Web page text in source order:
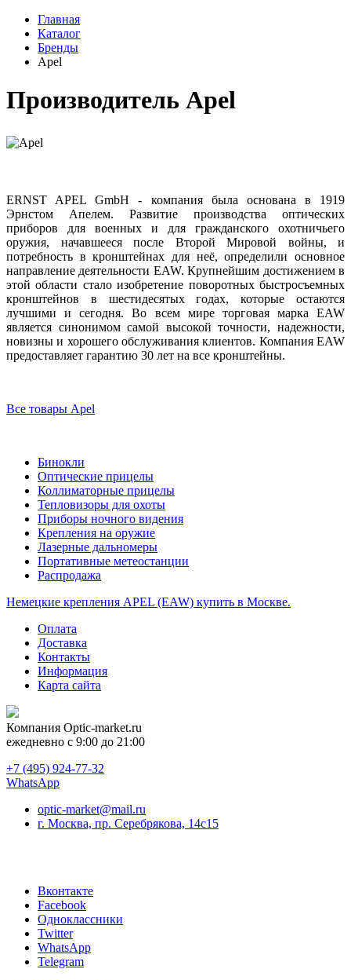
Главная
Каталог
Бренды
Apel
Производитель Apel
ERNST APEL GmbH - компания была основана в 1919
Эрнстом Апелем. Развитие производства оптических
приборов для военных и для гражданского охотничьего
оружия, начавшееся после Второй Мировой войны, и
потребность в кронштейнах для неё, определили основное
направление деятельности EAW. Крупнейшим достижением в
этой области стало изобретение поворотных быстросъемных
кронштейнов в шестидесятых годах, которые остаются
лучшими и сегодня. Во всем мире торговая марка EAW
является синонимом самой высокой точности, надежности,
новизны и хорошего обслуживания клиентов. Компания EAW
предоставляет гарантию 30 лет на все кронштейны.
Все товары Apel
Бинокли
Оптические прицелы
Коллиматорные прицелы
Тепловизоры для охоты
Приборы ночного видения
Крепления на оружие
Лазерные дальномеры
Портативные метеостанции
Распродажа
Немецкие крепления APEL (EAW) купить в Москве.
Оплата
Доставка
Контакты
Информация
Карта сайта
Компания Optic-market.ru
ежедневно с 9:00 до 21:00
+7 (495) 924-77-32
WhatsApp
optic-market@mail.ru
г. Москва, пр. Серебрякова, 14с15
Вконтакте
Facebook
Одноклассники
Twitter
WhatsApp
Telegram